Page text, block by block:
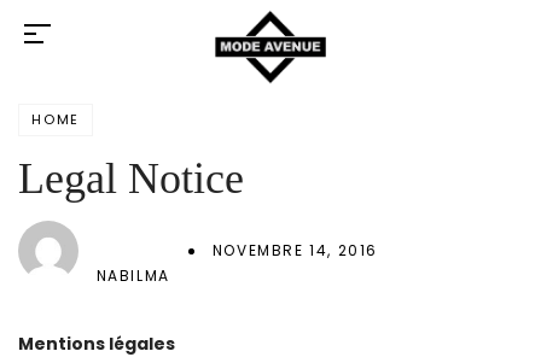
HOME
Legal Notice
NABILMA
NOVEMBRE 14, 2016
Mentions légales